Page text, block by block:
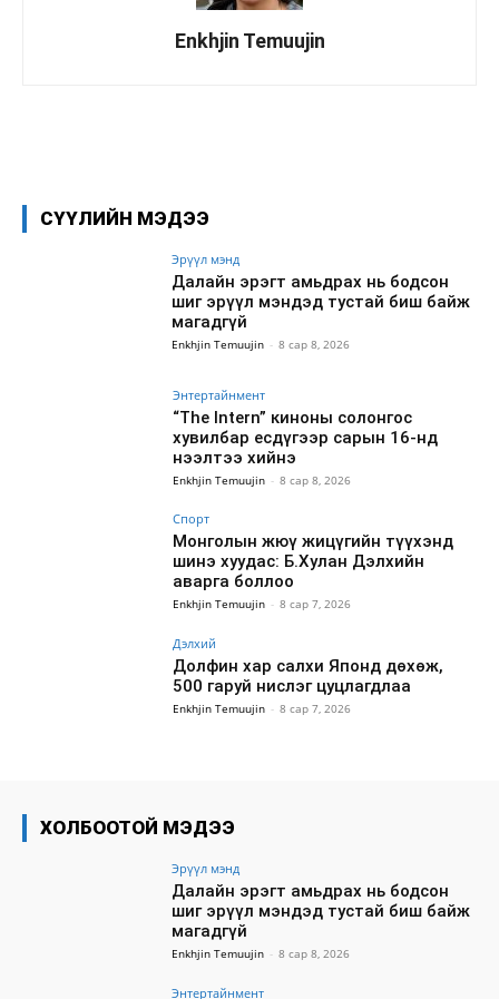
Enkhjin Temuujin
СҮҮЛИЙН МЭДЭЭ
Эрүүл мэнд
Далайн эрэгт амьдрах нь бодсон
шиг эрүүл мэндэд тустай биш байж
магадгүй
Enkhjin Temuujin - 8 сар 8, 2026
Энтертайнмент
“The Intern” киноны солонгос
хувилбар есдүгээр сарын 16-нд
нээлтээ хийнэ
Enkhjin Temuujin - 8 сар 8, 2026
Спорт
Монголын жюү жицүгийн түүхэнд
шинэ хуудас: Б.Хулан Дэлхийн
аварга боллоо
Enkhjin Temuujin - 8 сар 7, 2026
Дэлхий
Долфин хар салхи Японд дөхөж,
500 гаруй нислэг цуцлагдлаа
Enkhjin Temuujin - 8 сар 7, 2026
ХОЛБООТОЙ МЭДЭЭ
Эрүүл мэнд
Далайн эрэгт амьдрах нь бодсон
шиг эрүүл мэндэд тустай биш байж
магадгүй
Enkhjin Temuujin - 8 сар 8, 2026
Энтертайнмент